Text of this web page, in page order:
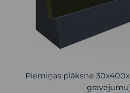
Piemiņas plāksne